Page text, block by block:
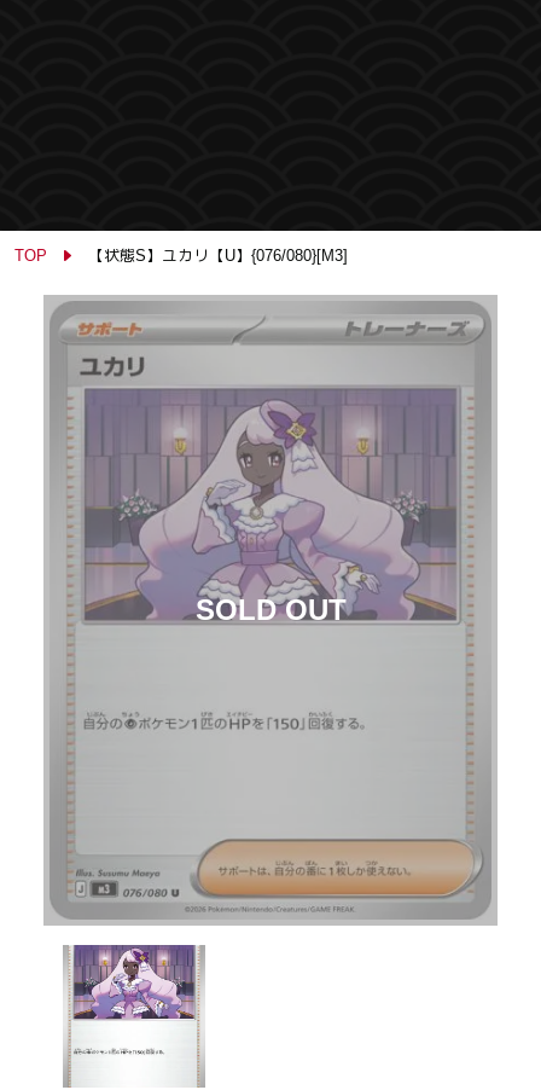
TOP 【状態S】ユカリ【U】{076/080}[M3]